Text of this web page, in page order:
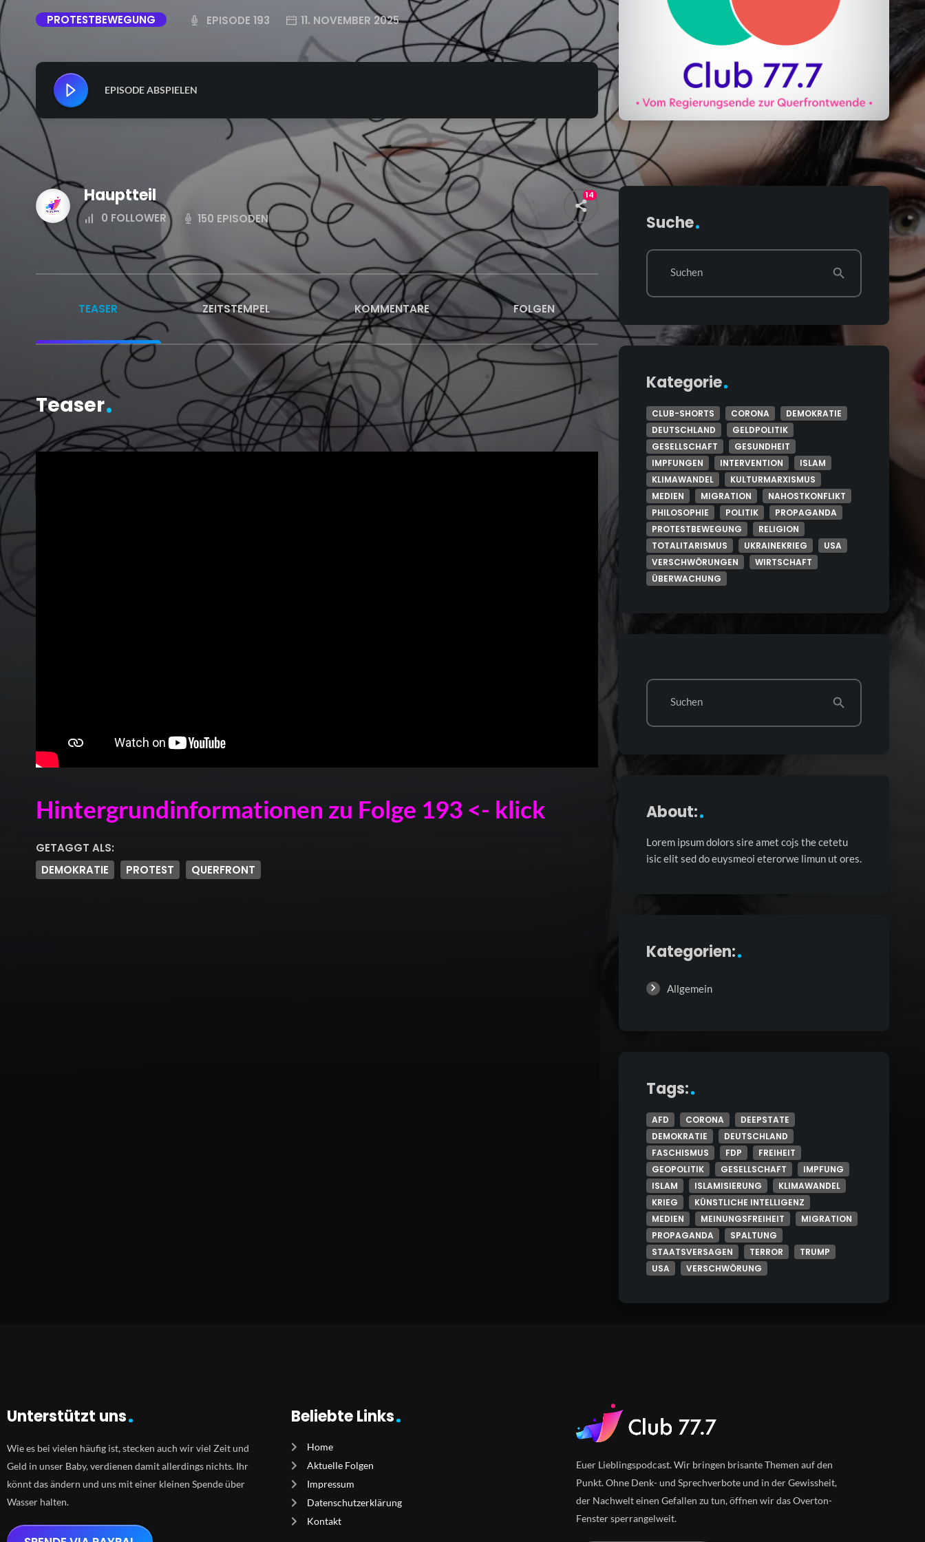
PROTESTBEWEGUNG EPISODE 193 11. NOVEMBER 2025
EPISODE ABSPIELEN
Hauptteil
0 FOLLOWER 150 EPISODEN
14
TEASER ZEITSTEMPEL KOMMENTARE FOLGEN
Teaser
Hintergrundinformationen zu Folge 193 <- klick
GETAGGT ALS:
DEMOKRATIE
PROTEST QUERFRONT
Suche
Suchen search
Kategorie
CLUB-SHORTS CORONA
DEMOKRATIE
DEUTSCHLAND
GELDPOLITIK
GESELLSCHAFT
GESUNDHEIT
IMPFUNGEN
INTERVENTION
ISLAM
KLIMAWANDEL
KULTURMARXISMUS
MEDIEN
MIGRATION
NAHOSTKONFLIKT
PHILOSOPHIE
POLITIK
PROPAGANDA
PROTESTBEWEGUNG
RELIGION
TOTALITARISMUS
UKRAINEKRIEG
USA
VERSCHWÖRUNGEN
WIRTSCHAFT
ÜBERWACHUNG
Suchen search
About:
Lorem ipsum dolors sire amet cojs the cetetu
isic elit sed do euysmeoi eterorwe limun ut ores.
Kategorien:
Allgemein
Tags:
AFD CORONA
DEEPSTATE
DEMOKRATIE
DEUTSCHLAND
FASCHISMUS
FDP
FREIHEIT
GEOPOLITIK
GESELLSCHAFT
IMPFUNG
ISLAM
ISLAMISIERUNG
KLIMAWANDEL
KRIEG
KÜNSTLICHE INTELLIGENZ
MEDIEN
MEINUNGSFREIHEIT
MIGRATION
PROPAGANDA
SPALTUNG
STAATSVERSAGEN
TERROR
TRUMP
USA
VERSCHWÖRUNG
Unterstützt uns
Wie es bei vielen häufig ist, stecken auch wir viel Zeit und
Geld in unser Baby, verdienen damit allerdings nichts. Ihr
könnt das ändern und uns mit einer kleinen Spende über
Wasser halten.
Beliebte Links
Home
Aktuelle Folgen
Impressum
Datenschutzerklärung
Kontakt
Euer Lieblingspodcast. Wir bringen brisante Themen auf den
Punkt. Ohne Denk- und Sprechverbote und in der Gewissheit,
der Nachwelt einen Gefallen zu tun, öffnen wir das Overton-
Fenster sperrangelweit.